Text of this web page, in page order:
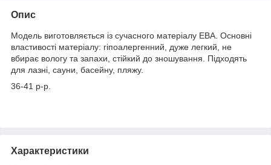
Опис
Модель виготовляється із сучасного матеріалу ЕВА. Основні
властивості матеріалу: гіпоалергенний, дуже легкий, не
вбирає вологу та запахи, стійкий до зношування. Підходять
для лазні, сауни, басейну, пляжу.
36-41 р-р.
Характеристики